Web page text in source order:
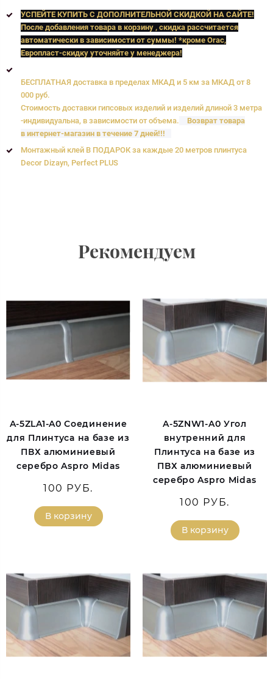
УСПЕЙТЕ КУПИТЬ C ДОПОЛНИТЕЛЬНОЙ СКИДКОЙ НА САЙТЕ!
После добавления товара в корзину , скидка рассчитается
автоматически в зависимости от суммы! *кроме Orac,
Европласт-скидку уточняйте у менеджера!
БЕСПЛАТНАЯ доставка в пределах МКАД и 5 км за МКАД от 8
000 руб.
Стоимость доставки гипсовых изделий и изделий длиной 3 метра
-индивидуальна, в зависимости от объема.
Возврат товара
в интернет-магазин в течение 7 дней!!!
Монтажный клей В ПОДАРОК за каждые 20 метров плинтуса
Decor Dizayn, Perfect PLUS
Рекомендуем
A-5ZLA1-A0 Соединение
для Плинтуса на базе из
ПВХ алюминиевый
серебро Aspro Midas
100 РУБ.
В корзину
A-5ZNW1-A0 Угол
внутренний для
Плинтуса на базе из
ПВХ алюминиевый
серебро Aspro Midas
100 РУБ.
В корзину